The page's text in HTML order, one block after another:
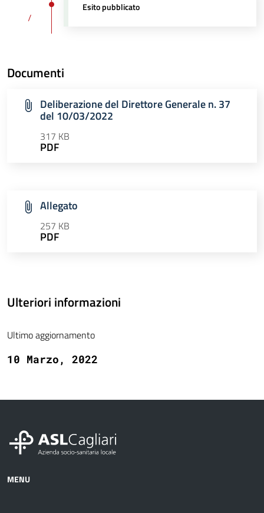
/
Esito pubblicato
Documenti
Deliberazione del Direttore Generale n. 37
del 10/03/2022
317 KB
PDF
Allegato
257 KB
PDF
Ulteriori informazioni
Ultimo aggiornamento
10 Marzo, 2022
MENU